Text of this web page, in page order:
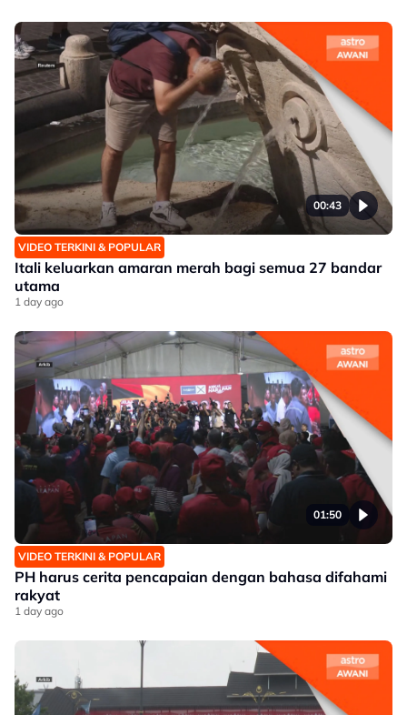
00:43
VIDEO TERKINI & POPULAR
Itali keluarkan amaran merah bagi semua 27 bandar
utama
1 day ago
01:50
VIDEO TERKINI & POPULAR
PH harus cerita pencapaian dengan bahasa difahami
rakyat
1 day ago